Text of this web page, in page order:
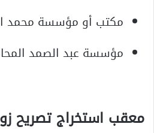
مكتب أو مؤسسة محمد
مؤسسة عبد الصمد
معقب استخراج تصريح